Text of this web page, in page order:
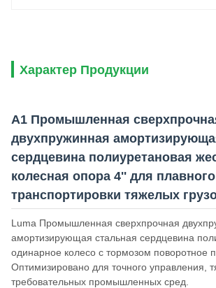
Характер Продукции
A1 Промышленная
двухпружинная
сердцевина полиуретановая
колесная опора 4'' для плавного
транспортировки тяжелых
Luma Промышленная сверхпрочная
амортизирующая стальная сердцевина
одинарное колесо с тормозом поворотное
Оптимизировано для точного управления,
требовательных промышленных сред.